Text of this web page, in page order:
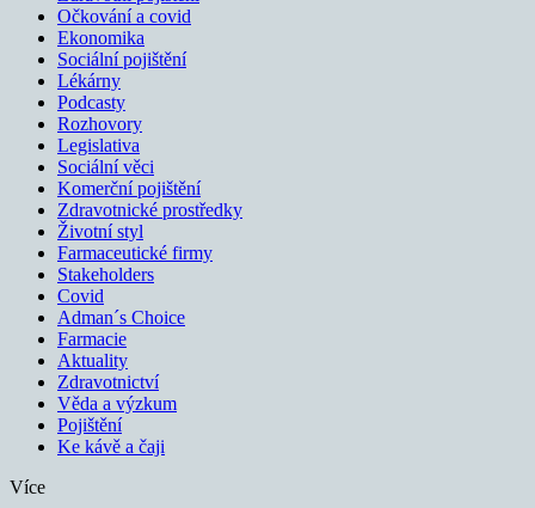
Očkování a covid
Ekonomika
Sociální pojištění
Lékárny
Podcasty
Rozhovory
Legislativa
Sociální věci
Komerční pojištění
Zdravotnické prostředky
Životní styl
Farmaceutické firmy
Stakeholders
Covid
Adman´s Choice
Farmacie
Aktuality
Zdravotnictví
Věda a výzkum
Pojištění
Ke kávě a čaji
Více